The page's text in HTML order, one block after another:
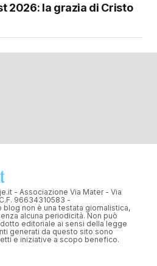
2026: la grazia di Cristo
- Associazione Via Mater - Via
96634310583 -
non è una testata giornalistica,
alcuna periodicità. Non può
editoriale ai sensi della legge
generati da questo sito sono
e iniziative a scopo benefico.